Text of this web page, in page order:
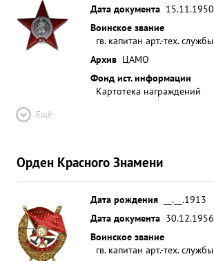
Дата документа 15.11.1950
Воинское звание
гв. капитан арт.-тех. службы
Архив ЦАМО
Фонд ист. информации
Картотека награждений
Ещё
Орден Красного Знамени
Дата рождения
__.__.1913
Дата документа 30.12.1956
Воинское звание
гв. капитан арт.-тех. службы